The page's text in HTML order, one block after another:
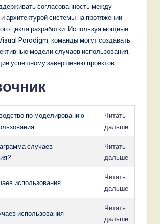
согласованность между
архитектурой системы на протяжении
цикла разработки. Используя мощные
Paradigm, команды могут создавать
модели случаев использования,
успешному завершению проектов.
по моделированию
Читать
дальше
случаев
Читать
дальше
использования
Читать
дальше
использования
Читать
дальше